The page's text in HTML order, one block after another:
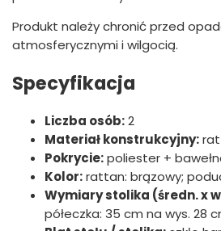
Produkt należy chronić przed
atmosferycznymi i wilgocią.
Specyfikacja
Liczba osób:2
Materiał konstrukcyjny:
Pokrycie:poliester +
Kolor:rattan: brązowy;
Wymiary stolika (średn. x
półeczka: 35 cm na wys. 28